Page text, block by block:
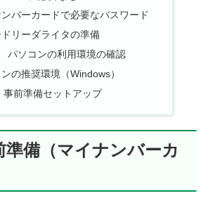
バーカードで必要なバスワード
リーダライタの準備
パソコンの利用環境の確認
の推奨環境（Windows）
前準備セットアップ
準備（マイナンバーカ